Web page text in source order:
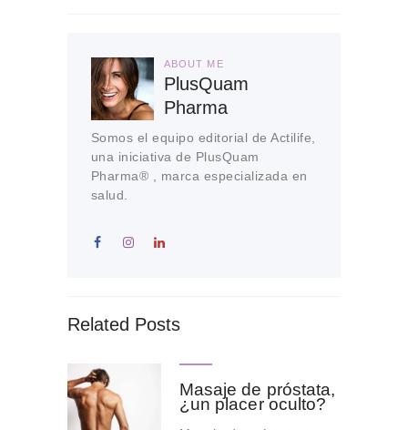
ABOUT ME
PlusQuam
Pharma
Somos el equipo editorial de Actilife,
una iniciativa de PlusQuam
Pharma® , marca especializada en
salud.
Related Posts
Masaje de próstata,
¿un placer oculto?